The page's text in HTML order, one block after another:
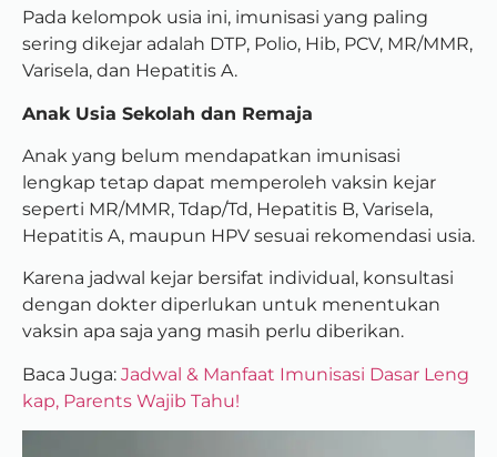
Pada kelompok usia ini, imunisasi yang paling
sering dikejar adalah DTP, Polio, Hib, PCV, MR/MMR,
Varisela, dan Hepatitis A.
Anak Usia Sekolah dan Remaja
Anak yang belum mendapatkan imunisasi
lengkap tetap dapat memperoleh vaksin kejar
seperti MR/MMR, Tdap/Td, Hepatitis B, Varisela,
Hepatitis A, maupun HPV sesuai rekomendasi usia.
Karena jadwal kejar bersifat individual, konsultasi
dengan dokter diperlukan untuk menentukan
vaksin apa saja yang masih perlu diberikan.
Baca Juga: Jadwal & Manfaat Imunisasi Dasar Leng
kap, Parents Wajib Tahu!